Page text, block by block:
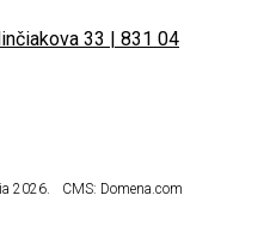
33 | 831 04
2026. CMS: Domena.com